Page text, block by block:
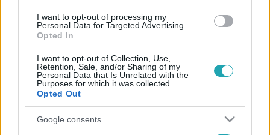
I want to opt-out of processing my
Personal Data for Targeted Advertising.
Opted In
I want to opt-out of Collection, Use,
Retention, Sale, and/or Sharing of my
Personal Data that Is Unrelated with the
Purposes for which it was collected.
Opted Out
Google consents
2024. március 30. 12:40